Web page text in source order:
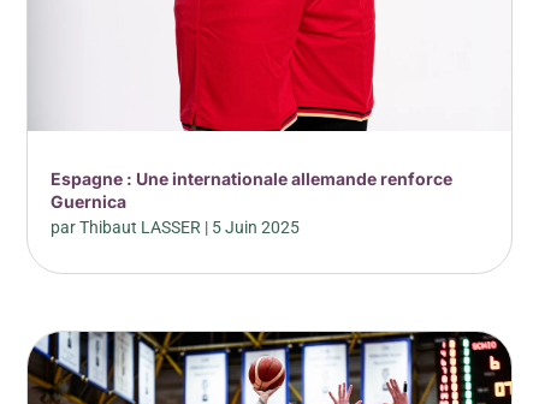
Espagne : Une internationale allemande renforce
Guernica
parThibaut LASSER | 5 Juin 2025